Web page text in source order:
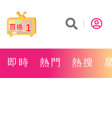
1
即時 熱門 熱搜